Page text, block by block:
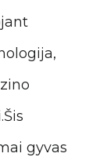
gyvas